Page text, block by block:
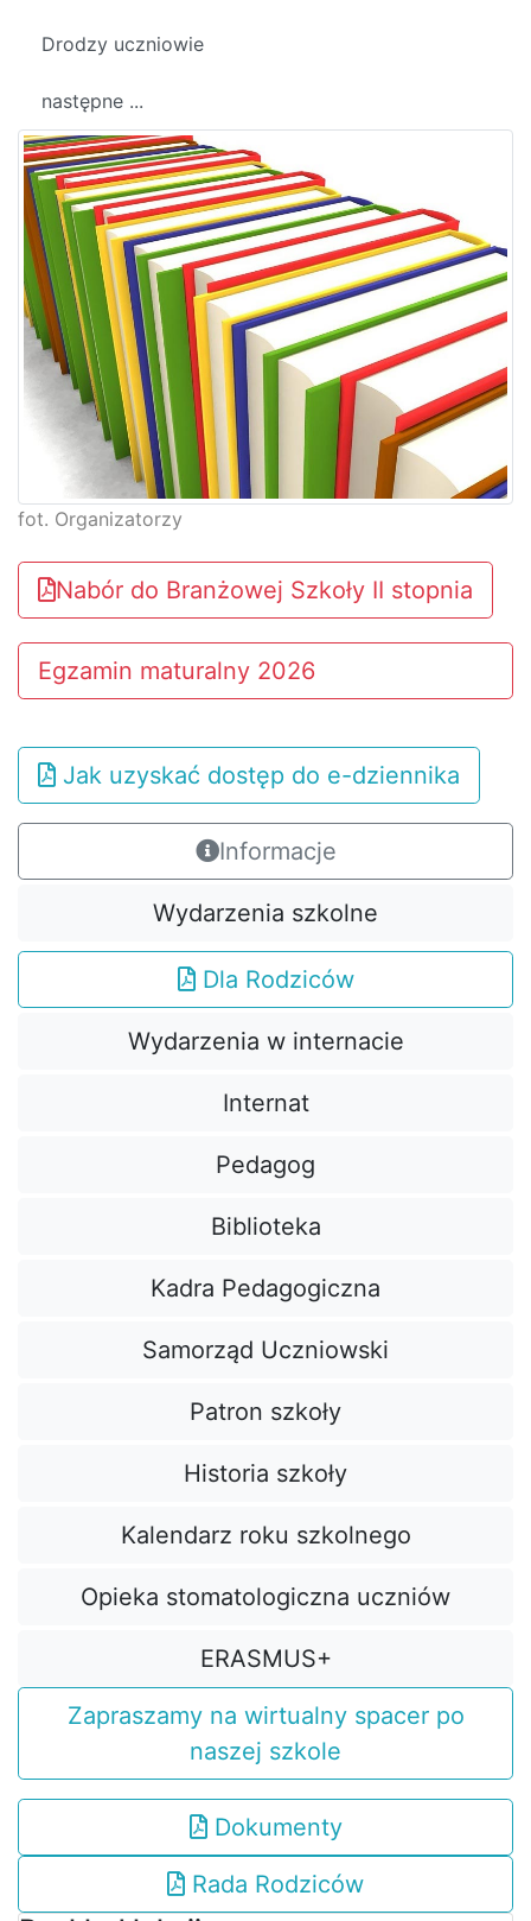
Drodzy uczniowie
następne ...
fot. Organizatorzy
Nabór do Branżowej Szkoły II stopnia
Egzamin maturalny 2026
Jak uzyskać dostęp do e-dziennika
Informacje
Wydarzenia szkolne
Dla Rodziców
Wydarzenia w internacie
Internat
Pedagog
Biblioteka
Kadra Pedagogiczna
Samorząd Uczniowski
Patron szkoły
Historia szkoły
Kalendarz roku szkolnego
Opieka stomatologiczna uczniów
ERASMUS+
Zapraszamy na wirtualny spacer po
naszej szkole
Dokumenty
Rada Rodziców